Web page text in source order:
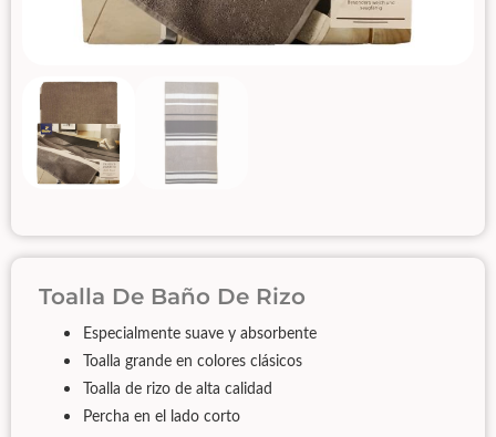
Toalla De Baño De Rizo
Especialmente suave y absorbente
Toalla grande en colores clásicos
Toalla de rizo de alta calidad
Percha en el lado corto